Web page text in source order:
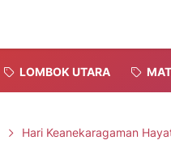
LOMBOK UTARA
Hari Keanekaragaman